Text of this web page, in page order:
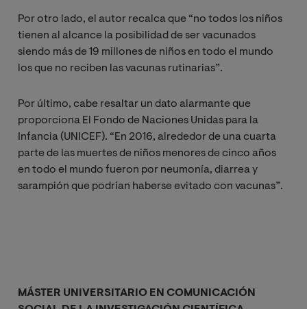
Por otro lado, el autor recalca que “no todos los niños
tienen al alcance la posibilidad de ser vacunados
siendo más de 19 millones de niños en todo el mundo
los que no reciben las vacunas rutinarias”.
Por último, cabe resaltar un dato alarmante que
proporciona El Fondo de Naciones Unidas para la
Infancia (UNICEF). “En 2016, alrededor de una cuarta
parte de las muertes de niños menores de cinco años
en todo el mundo fueron por neumonía, diarrea y
sarampión que podrían haberse evitado con vacunas”.
MÁSTER UNIVERSITARIO EN COMUNICACIÓN